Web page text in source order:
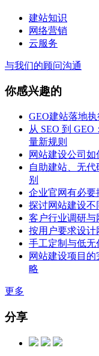
建站知识
网络营销
云服务
与我们的顾问沟通
你感兴趣的
GEO建站落地
从 SEO 到
量新规则
网站建设公司
自助建站、无
别
企业官网有必要
探讨网站建设不
客户行业调研与
按用户要求设计
手工定制与低无
网站建设项目
略
更多
分享